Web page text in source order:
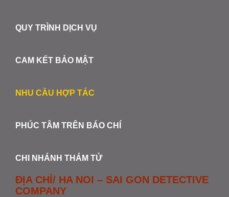
QUY TRÌNH DỊCH VỤ
CAM KẾT BẢO MẬT
NHU CẦU HỢP TÁC
PHÚC TÂM TRÊN BÁO CHÍ
CHI NHÁNH THÁM TỬ
ĐỊA CHỈ/ HA NOI – SAI GON DETECTIVE
COMPANY